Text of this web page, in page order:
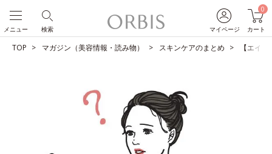
マイページ
0
カート
検索
メニュー
TOP マガジン（美容情報・読み物） スキンケアのまとめ 【エイ